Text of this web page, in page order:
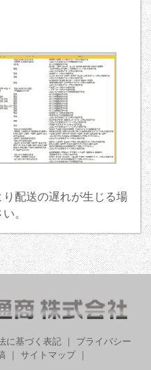
配送の遅れが生じる場
。
に基づく表記
プライバシー
｜ サイトマップ｜